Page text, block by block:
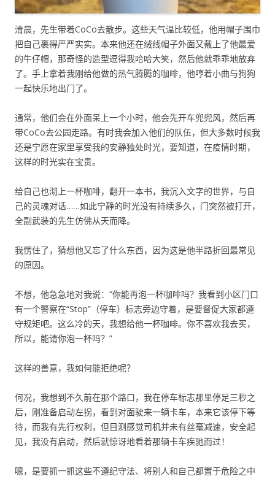
清晨，先生带着CoCo去散步。这些天气温比较低，他用帽子围巾
把自己裹得严严实实。本来他还在绒线帽子外面又戴上了他最爱
的牛仔帽，那奇怪的造型逗得我哈哈大笑，然后他就乖乖地放弃
了。手上拿着我刚给他做的热气腾腾的咖啡，他哼着小曲与狗狗
一起快乐地出门了。
通常，他们会在外面呆上一个小时，他会先开车兜兜风，然后再
带CoCo去公园走路。有时我会加入他们的队伍，但大多数时候我
还是宁愿在家里享受我的安静独处时光，要知道，在疫情时期，
这样的时光实在宝贵。
给自己也沏上一杯咖啡，翻开一本书，我沉入文字的世界，与自
己的灵魂对话……如此宁静的时光没有持续多久，门突然被打开，
全副武装的先生仿佛从天而降。
我愣住了，猜想他又忘了什么东西，因为这是他半路折回最常见
的原因。
不想，他急急地对我说：“你能再泡一杯咖啡吗？我看到小区门口
有一个警察在“Stop”（停车）标志旁边守着，是要督促大家都遵
守规矩吧。这么冷的天，我想给他一杯咖啡。你不喜欢我去买，
所以，能请你泡一杯吗？”
这样的善意，我如何能拒绝呢？
何况，我想到不久前在那个路口，我在停车标志那里停足三秒之
后，刚准备启动左拐，看到对面驶来一辆卡车，本来它该停下等
待，而我有先行权利，但目测感觉司机并未有丝毫减速，安全起
见，我没有启动，然后就惊讶地看着那辆卡车疾驰而过！
嗯，是要抓一抓这些不遵纪守法、将别人和自己都置于危险之中